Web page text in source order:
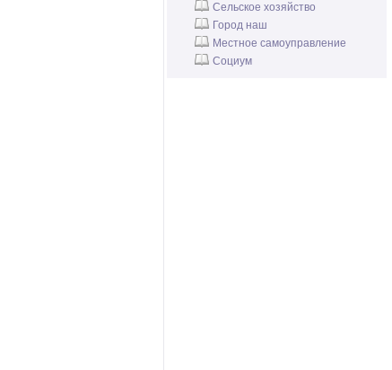
Сельское хозяйство
Город наш
Местное самоуправление
Социум